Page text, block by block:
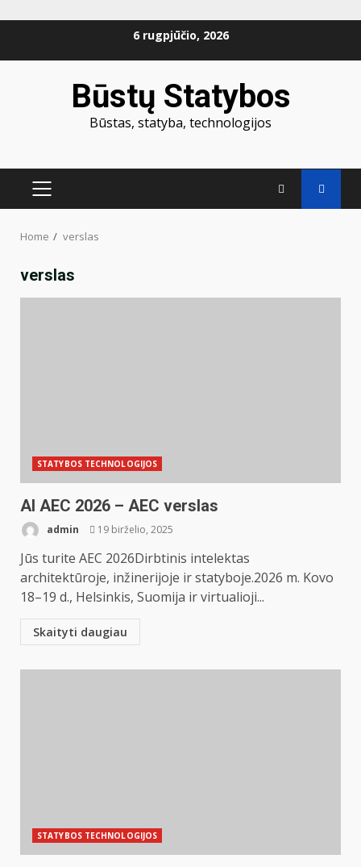
6 rugpjūčio, 2026
Būstų Statybos
Būstas, statyba, technologijos
PRIMARY
Home verslas
verslas
STATYBOS TECHNOLOGIJOS
AI AEC 2026 – AEC verslas
admin 19 birželio, 2025
Jūs turite AEC 2026Dirbtinis intelektas
architektūroje, inžinerijoje ir statyboje.2026 m. Kovo
18–19 d., Helsinkis, Suomija ir virtualioji...
Skaityti daugiau
STATYBOS TECHNOLOGIJOS